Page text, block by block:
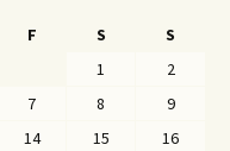
F S
S
1
2
7 8
9
14 15
16